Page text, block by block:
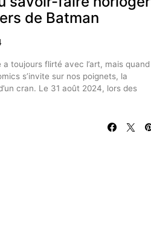
de Batman
toujours flirté avec l’art, mais quand
s’invite sur nos poignets, la
cran. Le 31 août 2024, lors des